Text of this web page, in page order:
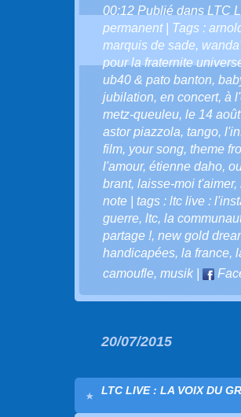
00:12 Publié dans LTC
permanent| Tags :
marquis de sade,
pour la fraternite
ub40 & pato banton,
jubilation, en concert, à
metz-queuleu, le 14
astor piazzola, tango,
film, your song, theme
l'amour, étienne daho,
brant, laisse-moi t'aimer,
note | tags : ltc live :
guerre, ltc, la
partage !, new gold
handicapées, la france,
camoufle, musik|
20/07/2015
LTC LIVE : LA VOIX DU